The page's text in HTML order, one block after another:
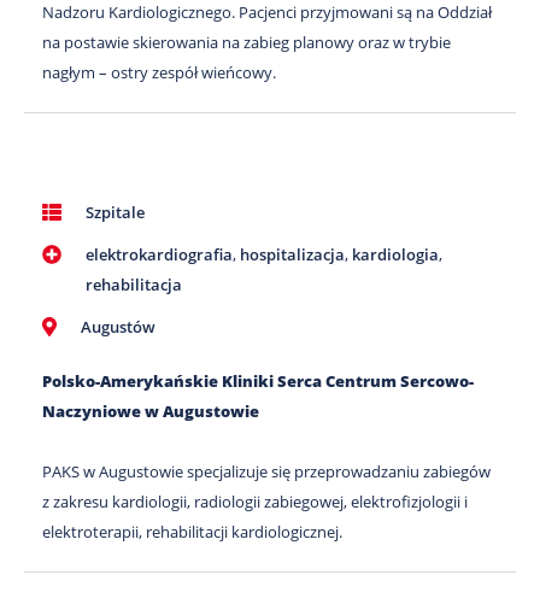
Nadzoru Kardiologicznego. Pacjenci przyjmowani są na Oddział
na postawie skierowania na zabieg planowy oraz w trybie
nagłym – ostry zespół wieńcowy.
Szpitale
elektrokardiografia, hospitalizacja, kardiologia,
rehabilitacja
Augustów
Polsko-Amerykańskie Kliniki Serca Centrum Sercowo-
Naczyniowe w Augustowie
PAKS w Augustowie specjalizuje się przeprowadzaniu zabiegów
z zakresu kardiologii, radiologii zabiegowej, elektrofizjologii i
elektroterapii, rehabilitacji kardiologicznej.